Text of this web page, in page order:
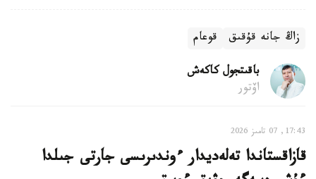
زاڭ جانە قۇقىق قوعام
باقىتجول كاكەش
اۆتور
17:43, 07 تامىز 2026
قازاقستاندا تەلەديدار ءوندىرىسى جارتى جىلدا